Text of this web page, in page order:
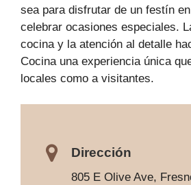
sea para disfrutar de un festín
celebrar ocasiones especiales.
cocina y la atención al detalle
Cocina una experiencia única
locales como a visitantes.
Dirección
805 E Olive Ave,